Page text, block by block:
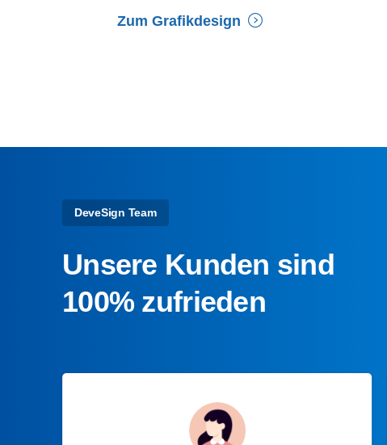
Zum Grafikdesign
DeveSign Team
Unsere Kunden sind
100% zufrieden